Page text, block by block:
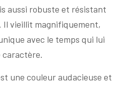
aussi robuste et résistant
Il vieillit magnifiquement,
avec le temps qui lui
caractère.
une couleur audacieuse et